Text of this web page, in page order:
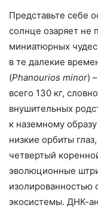
Представьте себе
солнце озаряет не
миниатюрных
в те далекие
(Phanourios minor)
всего 130 кг,
внушительных
к наземному
низкие орбиты
четвертый
эволюционные
изолированностью
экосистемы. ДНК-